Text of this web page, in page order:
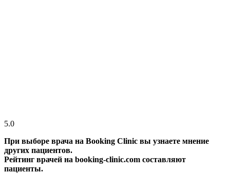
5.0
При выборе врача на Booking Clinic вы узнаете мнение
других пациентов.
Рейтинг врачей на booking-clinic.com составляют
пациенты.